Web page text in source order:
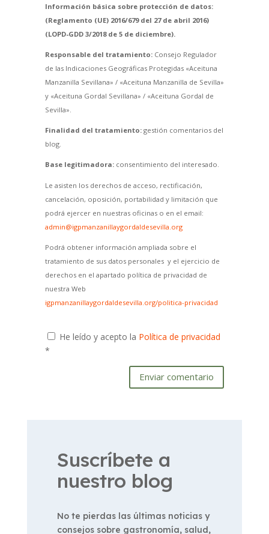
Información básica sobre protección de datos:
(Reglamento (UE) 2016/679 del 27 de abril 2016)
(LOPD-GDD 3/2018 de 5 de diciembre).
Responsable del tratamiento:Consejo Regulador
de las Indicaciones Geográficas Protegidas «Aceituna
Manzanilla Sevillana» / «Aceituna Manzanilla de Sevilla»
y «Aceituna Gordal Sevillana» / «Aceituna Gordal de
Sevilla».
Finalidad del tratamiento:gestión comentarios del
blog.
Base legitimadora:consentimiento del interesado.
Le asisten los derechos de acceso, rectificación,
cancelación, oposición, portabilidad y limitación que
podrá ejercer en nuestras oficinas o en el email:
admin@igpmanzanillaygordaldesevilla.org
Podrá obtener información ampliada sobre el
tratamiento de sus datos personales y el ejercicio de
derechos en el apartado política de privacidad de
nuestra Web
igpmanzanillaygordaldesevilla.org/politica-privacidad
He leído y acepto la Política de privacidad
*
Enviar comentario
Suscríbete a
nuestro blog
No te pierdas las últimas noticias y
consejos sobre gastronomía, salud,